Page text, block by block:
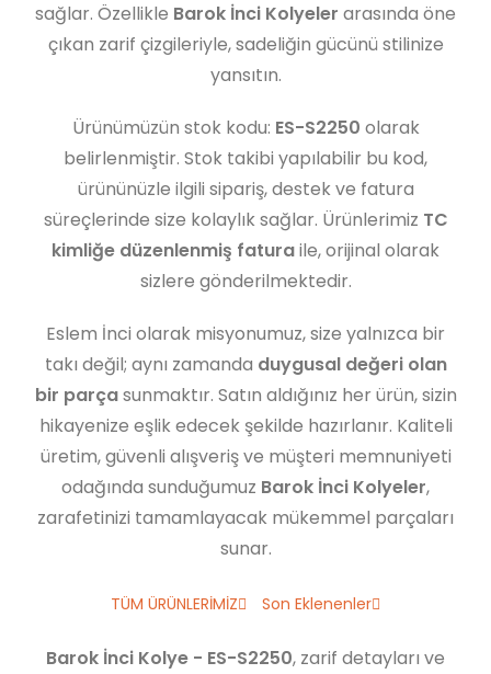
sağlar. Özellikle Barok İnci Kolyeler arasında öne
çıkan zarif çizgileriyle, sadeliğin gücünü stilinize
yansıtın.
Ürünümüzün stok kodu: ES-S2250 olarak
belirlenmiştir. Stok takibi yapılabilir bu kod,
ürününüzle ilgili sipariş, destek ve fatura
süreçlerinde size kolaylık sağlar. Ürünlerimiz TC
kimliğe düzenlenmiş faturaile, orijinal olarak
sizlere gönderilmektedir.
Eslem İnci olarak misyonumuz, size yalnızca bir
takı değil; aynı zamanda duygusal değeri olan
bir parçasunmaktır. Satın aldığınız her ürün, sizin
hikayenize eşlik edecek şekilde hazırlanır. Kaliteli
üretim, güvenli alışveriş ve müşteri memnuniyeti
odağında sunduğumuz Barok İnci Kolyeler,
zarafetinizi tamamlayacak mükemmel parçaları
sunar.
TÜM ÜRÜNLERİMİZ Son Eklenenler
Barok İnci Kolye - ES-S2250, zarif detayları ve